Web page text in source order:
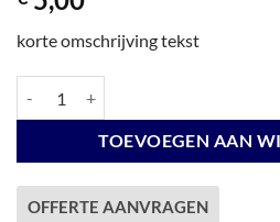
korte omschrijving tekst
TOEVOEGEN AAN
OFFERTE AANVRAGEN